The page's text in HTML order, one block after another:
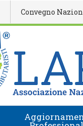
Convegno Nazionale